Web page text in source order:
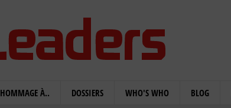
HOMMAGE À.. DOSSIERS WHO'S WHO BLOG